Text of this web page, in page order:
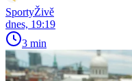
SportyŽivě
dnes, 19:19
3 min